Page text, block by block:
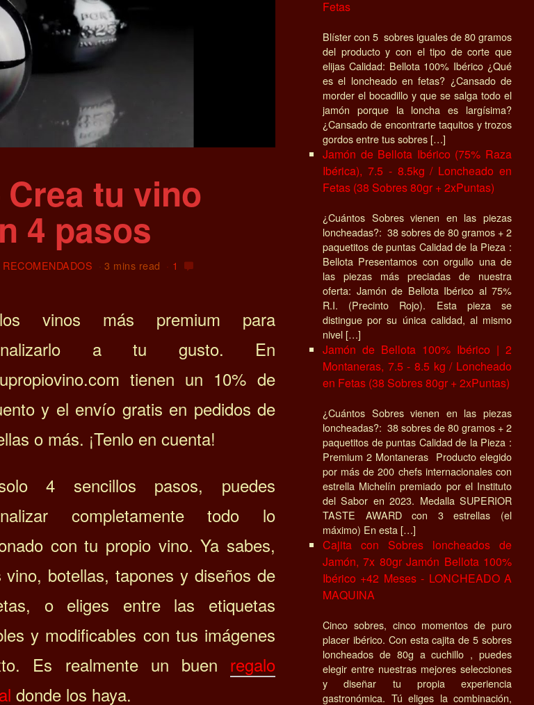
tu vino
4 pasos
3 mins read 1
vinos más premium para
a tu gusto. En
tienen un 10% de
y el envío gratis en pedidos de
o más. ¡Tenlo en cuenta!
4 sencillos pasos, puedes
completamente todo lo
con tu propio vino. Ya sabes,
vino, botellas, tapones y diseños de
o eliges entre las etiquetas
y modificables con tus imágenes
Es realmente un buen regalo
donde los haya.
Fetas
Blíster con 5 sobres iguales de 80 gramos
del producto y con el tipo de corte que
elijas Calidad: Bellota 100% Ibérico ¿Qué
es el loncheado en fetas? ¿Cansado de
morder el bocadillo y que se salga todo el
jamón porque la loncha es largísima?
¿Cansado de encontrarte taquitos y trozos
gordos entre tus sobres […]
Jamón de Bellota Ibérico (75% Raza
Ibérica), 7.5 - 8.5kg / Loncheado en
Fetas (38 Sobres 80gr + 2xPuntas)
¿Cuántos Sobres vienen en las piezas
loncheadas?: 38 sobres de 80 gramos + 2
paquetitos de puntas Calidad de la Pieza :
Bellota Presentamos con orgullo una de
las piezas más preciadas de nuestra
oferta: Jamón de Bellota Ibérico al 75%
R.I. (Precinto Rojo). Esta pieza se
distingue por su única calidad, al mismo
nivel […]
Jamón de Bellota 100% Ibérico | 2
Montaneras, 7.5 - 8.5 kg / Loncheado
en Fetas (38 Sobres 80gr + 2xPuntas)
¿Cuántos Sobres vienen en las piezas
loncheadas?: 38 sobres de 80 gramos + 2
paquetitos de puntas Calidad de la Pieza :
Premium 2 Montaneras Producto elegido
por más de 200 chefs internacionales con
estrella Michelín premiado por el Instituto
del Sabor en 2023. Medalla SUPERIOR
TASTE AWARD con 3 estrellas (el
máximo) En esta […]
Cajita con Sobres loncheados de
Jamón, 7x 80gr Jamón Bellota 100%
Ibérico +42 Meses - LONCHEADO A
MAQUINA
Cinco sobres, cinco momentos de puro
placer ibérico. Con esta cajita de 5 sobres
loncheados de 80g a cuchillo , puedes
elegir entre nuestras mejores selecciones
y diseñar tu propia experiencia
gastronómica. Tú eliges la combinación,